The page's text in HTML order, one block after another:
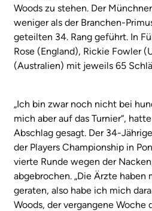
Woods zu stehen. Der
weniger als der Branchen-
geteilten 34. Rang geführt. In
Rose (England), Rickie Fowler
(Australien) mit jeweils 65
„Ich bin zwar noch nicht bei
mich aber auf das Turnier“,
Abschlag gesagt. Der 34-
der Players Championship in
vierte Runde wegen der
abgebrochen. „Die Ärzte haben
geraten, also habe ich mich
Woods, der vergangene Woche